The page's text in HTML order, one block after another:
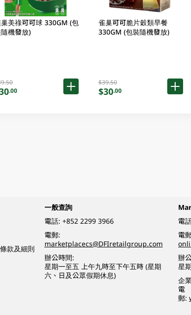
美祿可可球 330GM (包
機發放)
.00
雀巢可可脆片穀類早餐
330GM (包裝隨機發放)
$39.50
$30.00
款及細則
一般查詢
電話: +852 2299 3966
電郵:
marketplacecs@DFIretailgroup.com
辦公時間:
星期一至五 上午九時至下午五時 (星期
六、日及公眾假期休息)
電
電
辦
星
企
電
郵: